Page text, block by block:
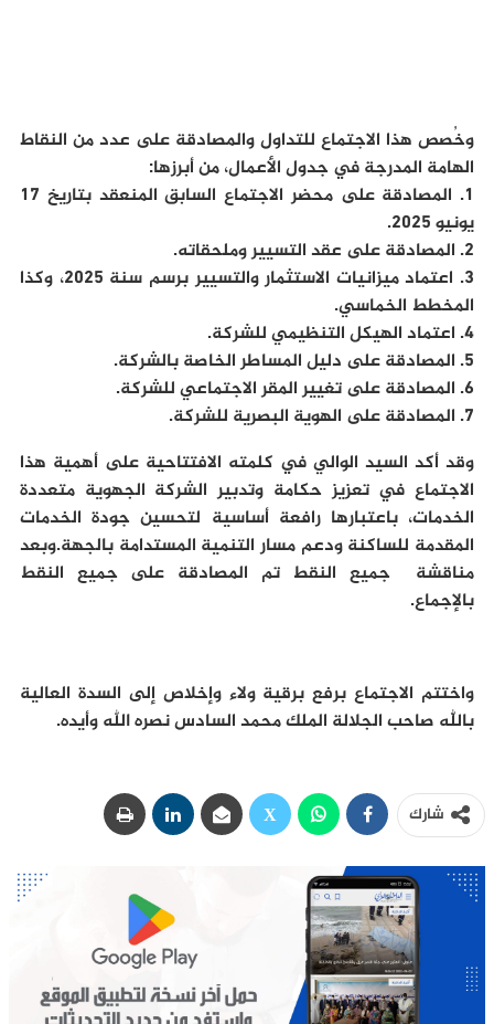
وخُصص هذا الاجتماع للتداول والمصادقة على عدد من النقاط
الهامة المدرجة في جدول الأعمال، من أبرزها:
1. المصادقة على محضر الاجتماع السابق المنعقد بتاريخ 17
يونيو 2025.
2. المصادقة على عقد التسيير وملحقاته.
3. اعتماد ميزانيات الاستثمار والتسيير برسم سنة 2025، وكذا
المخطط الخماسي.
4. اعتماد الهيكل التنظيمي للشركة.
5. المصادقة على دليل المساطر الخاصة بالشركة.
6. المصادقة على تغيير المقر الاجتماعي للشركة.
7. المصادقة على الهوية البصرية للشركة.
وقد أكد السيد الوالي في كلمته الافتتاحية على أهمية هذا
الاجتماع في تعزيز حكامة وتدبير الشركة الجهوية متعددة
الخدمات، باعتبارها رافعة أساسية لتحسين جودة الخدمات
المقدمة للساكنة ودعم مسار التنمية المستدامة بالجهة.وبعد
مناقشة جميع النقط تم المصادقة على جميع النقط
بالإجماع.
واختتم الاجتماع برفع برقية ولاء وإخلاص إلى السدة العالية
بالله صاحب الجلالة الملك محمد السادس نصره الله وأيده.
شارك